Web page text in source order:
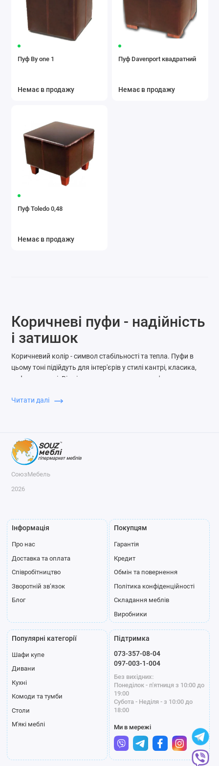
Коричневі пуфи - надійність
і затишок
Коричневий колір - символ стабільності та тепла. Пуфи в
цьому тоні підійдуть для інтер'єрів у стилі кантрі, класика,
лофт чи сканді. Відмінно поєднуються з дерев'яними
Підходять для передпокоїв, віталень, спалень
Замовляйте коричневий пуф у
Україні.
Читати далі
Пуф By one 1
Немає в продажу
Пуф Davenport квадратний
Немає в продажу
Пуф Toledo 0,48
Немає в продажу
СоюзМебель
2026
Інформація
Про нас
Доставка та оплата
Співробітництво
Зворотній зв’язок
Блог
Покупцям
Гарантія
Кредит
Обмін та повернення
Політика конфіденційності
Складання меблів
Виробники
Популярні категорії
Шафи купе
Дивани
Кухні
Комоди та тумби
Столи
М'які меблі
Підтримка
073-357-08-04
097-003-1-004
Без вихідних:
Понеділок - п'ятниця з 10:00 до
19:00
Субота - Неділя - з 10:00 до
18:00
Ми в мережі